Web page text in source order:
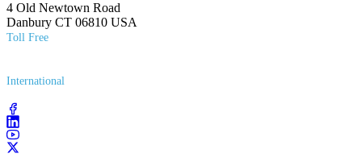
4 Old Newtown Road
Danbury CT 06810 USA
Toll Free
International